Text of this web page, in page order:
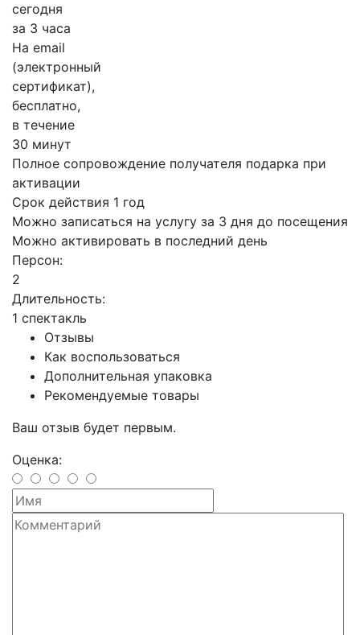
сегодня
за 3 часа
На email
(электронный
сертификат),
бесплатно,
в течение
30 минут
Полное сопровождение получателя подарка при
активации
Срок действия 1 год
Можно записаться на услугу за 3 дня до посещения
Можно активировать в последний день
Персон:
2
Длительность:
1 спектакль
Отзывы
Как воспользоваться
Дополнительная упаковка
Рекомендуемые товары
Ваш отзыв будет первым.
Оценка: